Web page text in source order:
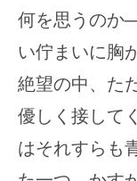
何を思うのか
い佇まいに胸
絶望の中、た
優しく接して
はそれすらも